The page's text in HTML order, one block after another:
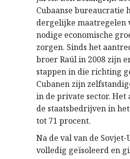
Cubaanse bureaucratie
dergelijke maatregelen
nodige economische
zorgen. Sinds het
broer Raúl in 2008 zijn
stappen in die richting
Cubanen zijn
in de private sector. Het
de staatsbedrijven in
tot 71 procent.
Na de val van de Sovjet-
volledig geïsoleerd en